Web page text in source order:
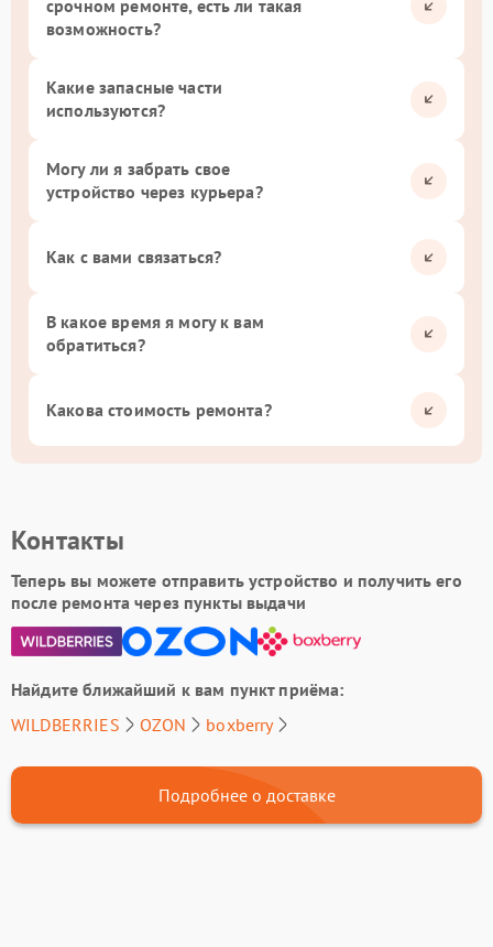
срочном ремонте, есть ли такая
возможность?
Какие запасные части
используются?
Могу ли я забрать свое
устройство через курьера?
Как с вами связаться?
В какое время я могу к вам
обратиться?
Какова стоимость ремонта?
Контакты
Теперь вы можете отправить устройство и получить его
после ремонта через пункты выдачи
Найдите ближайший к вам пункт приёма:
WILDBERRIES
OZON boxberry
Подробнее о доставке